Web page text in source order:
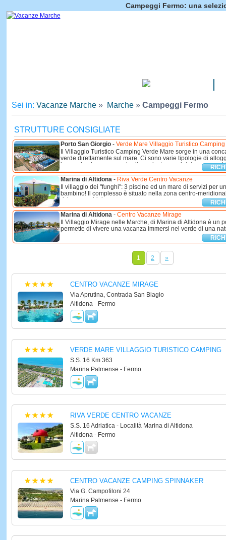
Campeggi Fermo: una
Sei in: Vacanze Marche» Marche» Campeggi Fermo
STRUTTURE CONSIGLIATE
Porto San Giorgio- Verde Mare Villaggio Turistico Camping
Il Villaggio Turistico Camping Verde Mare sorge in una
verde direttamente sul mare. Ci sono varie tipologie di
immersi nel parco con giardino privato e recintato; case
Marina di Altidona- Riva Verde Centro Vacanze
Il villaggio dei "funghi": 3 piscine ed un mare di servizi per
bambino! Il complesso è situato nella zona centro-
riviera marchigiana, ...
Marina di Altidona- Centro Vacanze Mirage
Il Villaggio Mirage nelle Marche, di Marina di Altidona è un
permette di vivere una vacanza immersi nel verde di una
boschi di ...
1 2 »
CENTRO VACANZE MIRAGE
Via Aprutina, Contrada San Biagio
Altidona - Fermo
VERDE MARE VILLAGGIO TURISTICO CAMPING
S.S. 16 Km 363
Marina Palmense - Fermo
RIVA VERDE CENTRO VACANZE
S.S. 16 Adriatica - Località Marina di Altidona
Altidona - Fermo
CENTRO VACANZE CAMPING SPINNAKER
Via G. Campofiloni 24
Marina Palmense - Fermo